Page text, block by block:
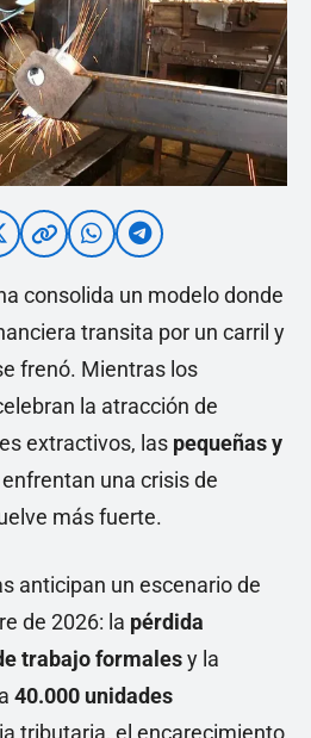
consolida un modelo donde
transita por un carril y
frenó. Mientras los
la atracción de
extractivos, las pequeñas y
enfrentan una crisis de
más fuerte.
anticipan un escenario de
de 2026: la pérdida
trabajo formalesy la
40.000 unidades
tributaria, el encarecimiento